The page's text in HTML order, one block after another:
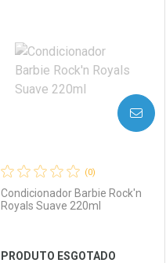
Laboratório
Ver Desconto Convênio
Por Menos
(0)
Condicionador Barbie Rock'n
Royals Suave 220ml
PRODUTO ESGOTADO
AVISE-ME